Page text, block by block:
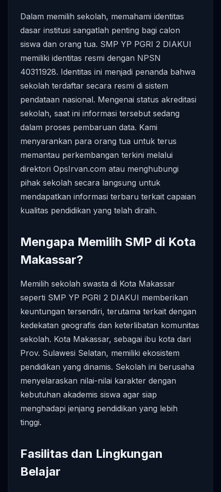
Dalam memilih sekolah, memahami identitas
dasar institusi sangatlah penting bagi calon
siswa dan orang tua. SMP YP PGRI 2 DIAKUI
memiliki identitas resmi dengan NPSN
40311928. Identitas ini menjadi penanda bahwa
sekolah terdaftar secara resmi di sistem
pendataan nasional. Mengenai status akreditasi
sekolah, saat ini informasi tersebut sedang
dalam proses pembaruan data. Kami
menyarankan para orang tua untuk terus
memantau perkembangan terkini melalui
direktori OpsIrvan.com atau menghubungi
pihak sekolah secara langsung untuk
mendapatkan informasi terbaru terkait capaian
kualitas pendidikan yang telah diraih.
Mengapa Memilih SMP di Kota
Makassar?
Memilih sekolah swasta di Kota Makassar
seperti SMP YP PGRI 2 DIAKUI memberikan
keuntungan tersendiri, terutama terkait dengan
kedekatan geografis dan keterlibatan komunitas
sekolah. Kota Makassar, sebagai ibu kota dari
Prov. Sulawesi Selatan, memiliki ekosistem
pendidikan yang dinamis. Sekolah ini berusaha
menyelaraskan nilai-nilai karakter dengan
kebutuhan akademis siswa agar siap
menghadapi jenjang pendidikan yang lebih
tinggi.
Fasilitas dan Lingkungan
Belajar